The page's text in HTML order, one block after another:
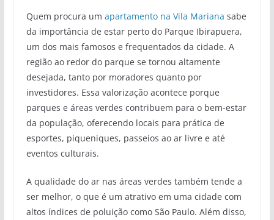
Quem procura um apartamento na Vila Mariana sabe
da importância de estar perto do Parque Ibirapuera,
um dos mais famosos e frequentados da cidade. A
região ao redor do parque se tornou altamente
desejada, tanto por moradores quanto por
investidores. Essa valorização acontece porque
parques e áreas verdes contribuem para o bem-estar
da população, oferecendo locais para prática de
esportes, piqueniques, passeios ao ar livre e até
eventos culturais.
A qualidade do ar nas áreas verdes também tende a
ser melhor, o que é um atrativo em uma cidade com
altos índices de poluição como São Paulo. Além disso,